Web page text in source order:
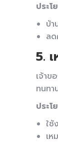
ประโ
บ้า
ล
5.
เจ้าข
ทนทา
ประโ
ใช้
เห